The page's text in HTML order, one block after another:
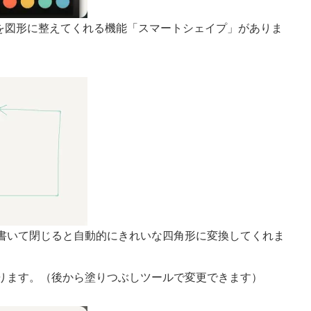
形に整えてくれる機能「スマートシェイプ」がありま
て閉じると自動的にきれいな四角形に変換してくれま
す。（後から塗りつぶしツールで変更できます）